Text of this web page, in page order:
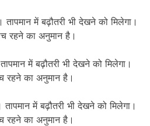
में बढ़ौतरी भी देखने को मिलेगा।
रहने का अनुमान है।
में बढ़ौतरी भी देखने को मिलेगा।
रहने का अनुमान है।
में बढ़ौतरी भी देखने को मिलेगा।
रहने का अनुमान है।